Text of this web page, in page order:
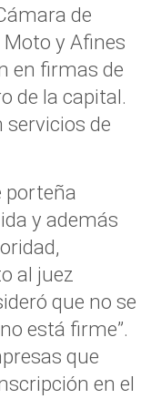
de
y Afines
en firmas de
de la capital.
servicios de
porteña
y además
al juez
que no se
está firme”.
que
en el